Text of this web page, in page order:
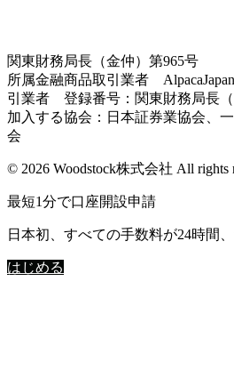
関東財務局長（金仲）第965号
所属金融商品取引業者
引業者 登録番号：関東財務局長（
加入する協会：日本証券業協会、
会
© 2026 Woodstock株式会社 All rights
最短1分で口座開設申請
日本初、すべての手数料が24時間
はじめる